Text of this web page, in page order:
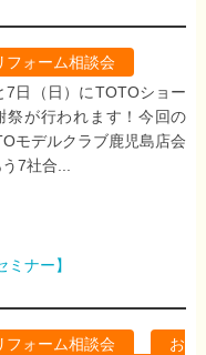
フォーム相談会
7日（日）にTOTOショー
祭が行われます！今回の
モデルクラブ鹿児島店会
7社合...
ナー】
フォーム相談会
お